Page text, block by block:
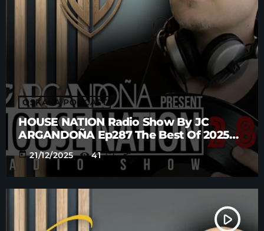
OSKANA PODCAST
HOUSE NATION Radio Show By JC
ARGANDOÑA Ep287 The Best Of 2025
Anniversary Part. 4
today 21/12/2025 41
play_arrow